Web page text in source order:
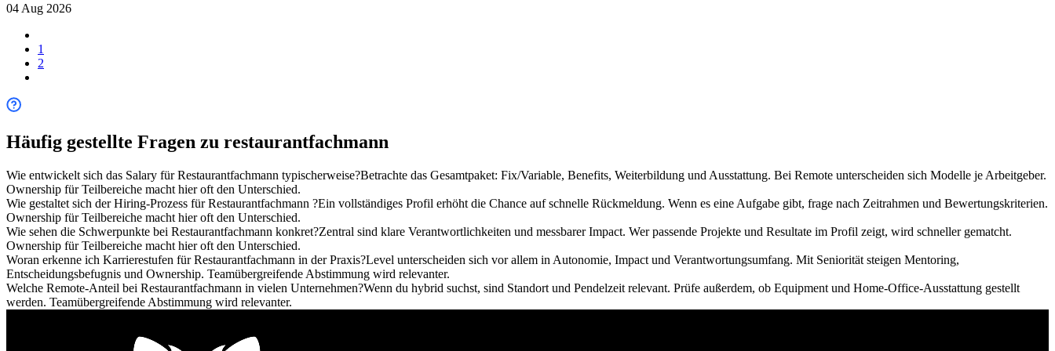
04 Aug 2026
1
2
Häufig gestellte Fragen zu restaurantfachmann
Wie entwickelt sich das Salary für Restaurantfachmann typischerweise?Betrachte das Gesamtpaket: Fix/Variable, Benefits, Weiterbildung und Ausstattung. Bei Remote unterscheiden sich Modelle je Arbeitgeber.
Ownership für Teilbereiche macht hier oft den Unterschied.
Wie gestaltet sich der Hiring-Prozess für Restaurantfachmann ?Ein vollständiges Profil erhöht die Chance auf schnelle Rückmeldung. Wenn es eine Aufgabe gibt, frage nach Zeitrahmen und Bewertungskriterien.
Ownership für Teilbereiche macht hier oft den Unterschied.
Wie sehen die Schwerpunkte bei Restaurantfachmann konkret?Zentral sind klare Verantwortlichkeiten und messbarer Impact. Wer passende Projekte und Resultate im Profil zeigt, wird schneller gematcht.
Ownership für Teilbereiche macht hier oft den Unterschied.
Woran erkenne ich Karrierestufen für Restaurantfachmann in der Praxis?Level unterscheiden sich vor allem in Autonomie, Impact und Verantwortungsumfang. Mit Seniorität steigen Mentoring,
Entscheidungsbefugnis und Ownership. Teamübergreifende Abstimmung wird relevanter.
Welche Remote-Anteil bei Restaurantfachmann in vielen Unternehmen?Wenn du hybrid suchst, sind Standort und Pendelzeit relevant. Prüfe außerdem, ob Equipment und Home-Office-Ausstattung gestellt
werden. Teamübergreifende Abstimmung wird relevanter.